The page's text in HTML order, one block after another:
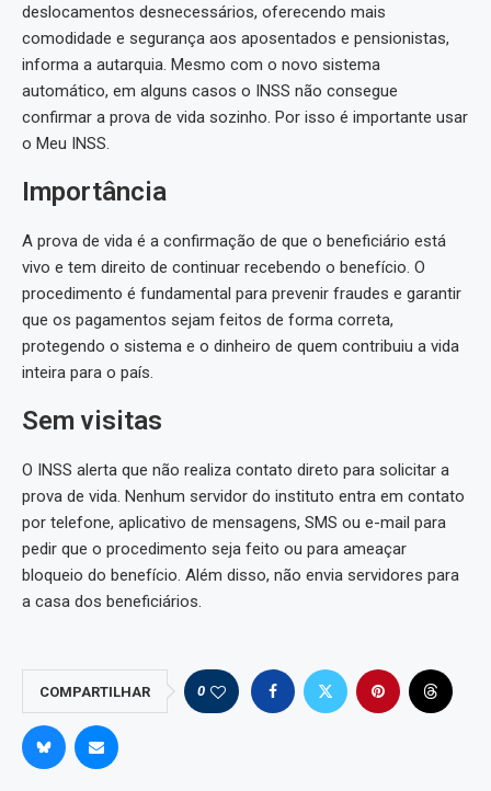
deslocamentos desnecessários, oferecendo mais
comodidade e segurança aos aposentados e pensionistas,
informa a autarquia. Mesmo com o novo sistema
automático, em alguns casos o INSS não consegue
confirmar a prova de vida sozinho. Por isso é importante usar
o Meu INSS.
Importância
A prova de vida é a confirmação de que o beneficiário está
vivo e tem direito de continuar recebendo o benefício. O
procedimento é fundamental para prevenir fraudes e garantir
que os pagamentos sejam feitos de forma correta,
protegendo o sistema e o dinheiro de quem contribuiu a vida
inteira para o país.
Sem visitas
O INSS alerta que não realiza contato direto para solicitar a
prova de vida. Nenhum servidor do instituto entra em contato
por telefone, aplicativo de mensagens, SMS ou e-mail para
pedir que o procedimento seja feito ou para ameaçar
bloqueio do benefício. Além disso, não envia servidores para
a casa dos beneficiários.
COMPARTILHAR 0